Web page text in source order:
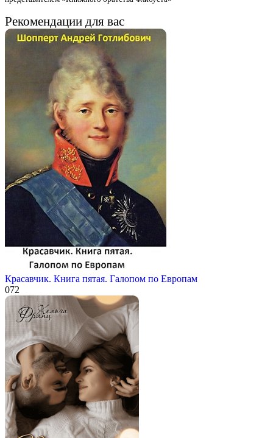
Рекомендации для вас
Красавчик. Книга пятая. Галопом по Европам
072